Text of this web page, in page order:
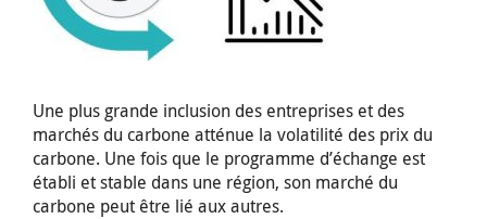
Une plus grande inclusion des entreprises et des
marchés du carbone atténue la volatilité des prix du
carbone. Une fois que le programme d’échange est
établi et stable dans une région, son marché du
carbone peut être lié aux autres.